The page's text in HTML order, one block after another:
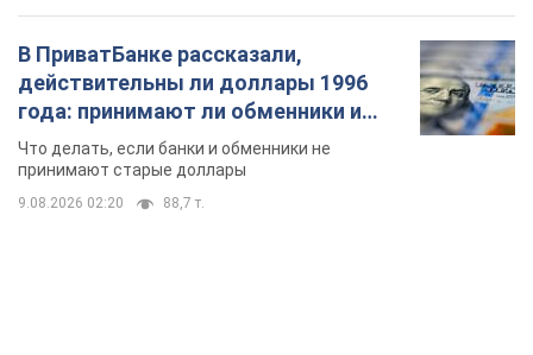
В ПриватБанке рассказали,
действительны ли доллары 1996
года: принимают ли обменники и
банки такие купюры
Что делать, если банки и обменники не
принимают старые доллары
9.08.2026 02:20 88,7 т.